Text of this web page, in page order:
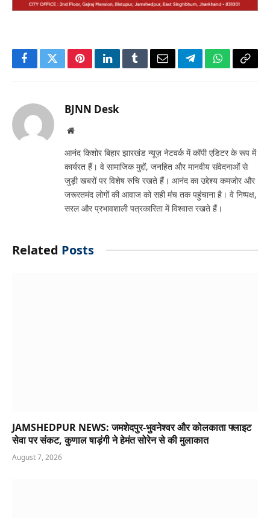
FacebookTwitterPinterestLinkedInTumblrEmailTelegramWhatsApp
Copy
BJNN Desk
Website
आनंद किशोर बिहार झारखंड न्यूज़ नेटवर्क में कॉपी एडिटर के रूप में
कार्यरत हैं। वे सामाजिक मुद्दों, जनहित और मानवीय संवेदनाओं से
जुड़ी खबरों पर विशेष रुचि रखते हैं। आनंद का उद्देश्य कमजोर और
जरूरतमंद लोगों की आवाज को सही मंच तक पहुंचाना है। वे निष्पक्ष,
सरल और प्रभावशाली पत्रकारिता में विश्वास रखते हैं।
Related Posts
JAMSHEDPUR NEWS: जमशेदपुर-भुवनेश्वर और कोलकाता फ्लाइट
सेवा पर संकट, कुणाल षाड़ंगी ने हेमंत सोरेन से की मुलाकात
August 7, 2026